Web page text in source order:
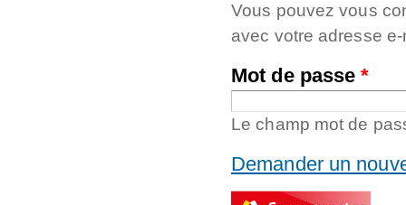
Vous pouvez vous
avec votre adresse e-
Mot de passe*
Le champ mot de
Demander un